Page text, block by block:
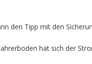
den Tipp mit den
hat sich der